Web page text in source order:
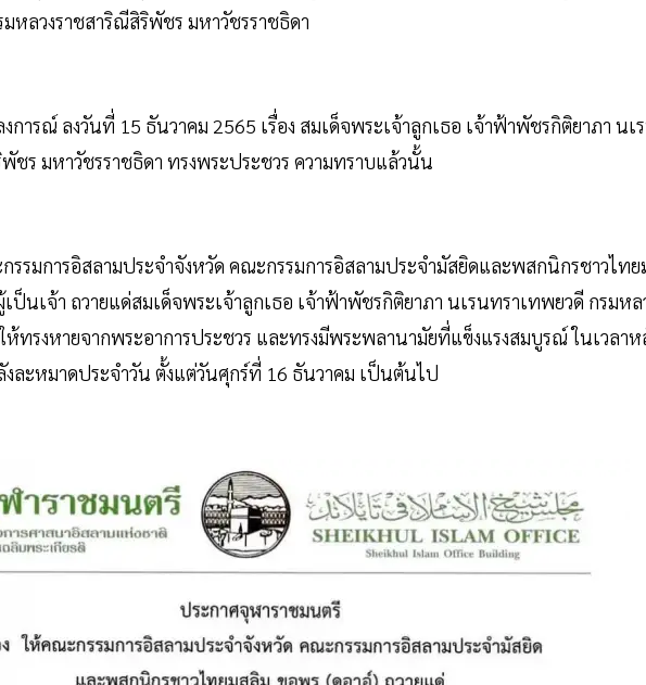
หลวงราชสาริณีสิริพัชร มหาวัชรราชธิดา
การณ์ ลงวันที่ 15 ธันวาคม 2565 เรื่อง สมเด็จพระเจ้าลูกเธอ เจ้าฟ้าพัชรกิติยาภา นเ
ชร มหาวัชรราชธิดา ทรงพระประชวร ความทราบแล้วนั้น
รมการอิสลามประจำจังหวัด คณะกรรมการอิสลามประจำมัสยิดและพสกนิกรชาวไทย
นเจ้า ถวายแด่สมเด็จพระเจ้าลูกเธอ เจ้าฟ้าพัชรกิติยาภา นเรนทราเทพยวดี กรมหล
ทรงหายจากพระอาการประชวร และทรงมีพระพลานามัยที่แข็งแรงสมบูรณ์ ในเวลาห
ละหมาดประจำวัน ตั้งแต่วันศุกร์ที่ 16 ธันวาคม เป็นต้นไป